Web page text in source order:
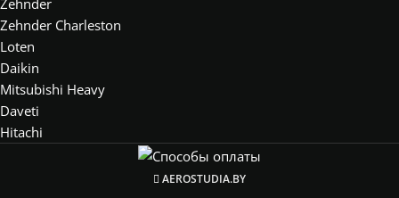
Zehnder
Zehnder Charleston
Loten
Daikin
Mitsubishi Heavy
Daveti
Hitachi
AEROSTUDIA.BY